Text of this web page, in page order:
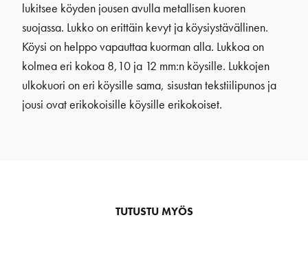
lukitsee köyden jousen avulla metallisen kuoren
suojassa. Lukko on erittäin kevyt ja köysiystävällinen.
Köysi on helppo vapauttaa kuorman alla. Lukkoa on
kolmea eri kokoa 8,10 ja 12 mm:n köysille. Lukkojen
ulkokuori on eri köysille sama, sisustan tekstiilipunos ja
jousi ovat erikokoisille köysille erikokoiset.
TUTUSTU MYÖS